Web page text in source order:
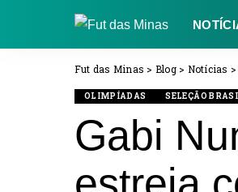
Fut das Minas > Blog> Notícias
OLIMPÍADAS SELEÇÃO
Gabi